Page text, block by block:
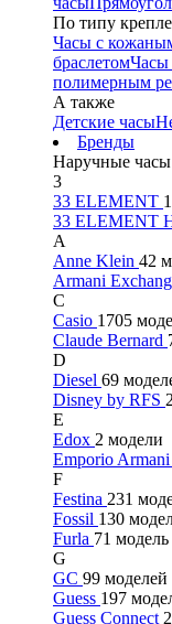
По типу
Часы с
браслетомЧасы
полимерным
А также
Детские часы
Бренды
Наручные часы
3
33 ELEMENT
33 ELEMENT
A
Anne Klein 42
Armani
C
Casio 1705
Claude Bernard
D
Diesel 69
Disney by RFS
E
Edox 2 модели
Emporio Armani
F
Festina 231
Fossil 130
Furla 71 модель
G
GC 99 моделей
Guess 197
Guess Connect